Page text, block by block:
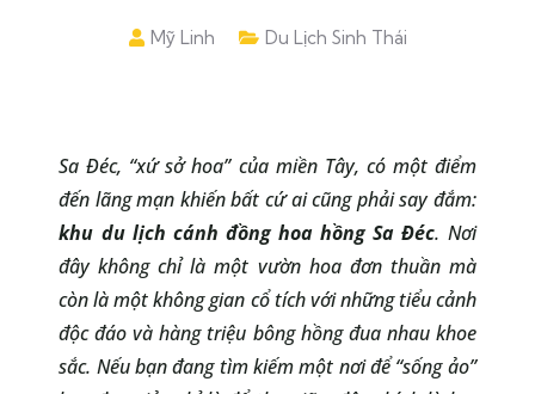
Mỹ Linh Du Lịch Sinh Thái
Sa Đéc, “xứ sở hoa” của miền Tây, có một điểm
đến lãng mạn khiến bất cứ ai cũng phải say đắm:
khu du lịch cánh đồng hoa hồng Sa Đéc. Nơi
đây không chỉ là một vườn hoa đơn thuần mà
còn là một không gian cổ tích với những tiểu cảnh
độc đáo và hàng triệu bông hồng đua nhau khoe
sắc. Nếu bạn đang tìm kiếm một nơi để “sống ảo”